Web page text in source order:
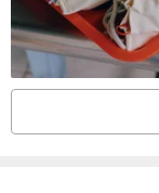
溶接、リベット、そ
す
プロフェッショナル